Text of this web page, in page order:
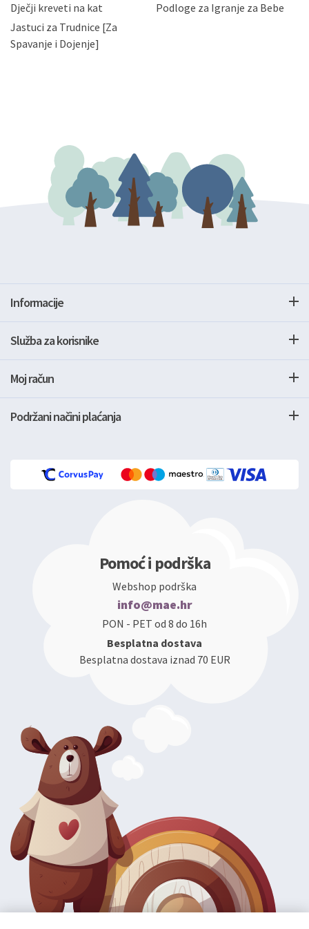
zatražiti prestanak aktivnosti obrade Vaših osobnih
podataka. Opoziv privole možete podnijeti poštom na
gore navedenu adresu ili e-mailom na adresu:
Dječji kreveti na kat
Podloge za Igranje za Bebe
Jastuci za Trudnice [Za
Spavanje i Dojenje]
Informacije
Služba za korisnike
Moj račun
Podržani načini plaćanja
Pomoć i podrška
Webshop podrška
info@mae.hr
PON - PET od 8 do 16h
Besplatna dostava
Besplatna dostava iznad 70 EUR